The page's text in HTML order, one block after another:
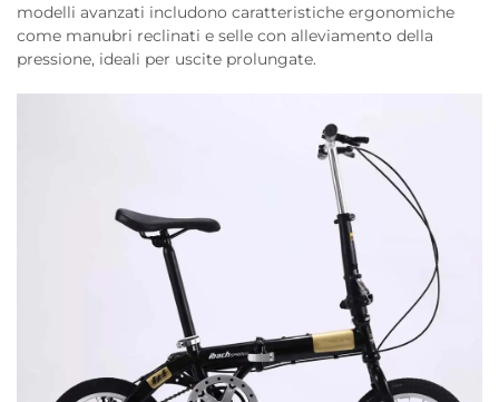
modelli avanzati includono caratteristiche ergonomiche
come manubri reclinati e selle con alleviamento della
pressione, ideali per uscite prolungate.